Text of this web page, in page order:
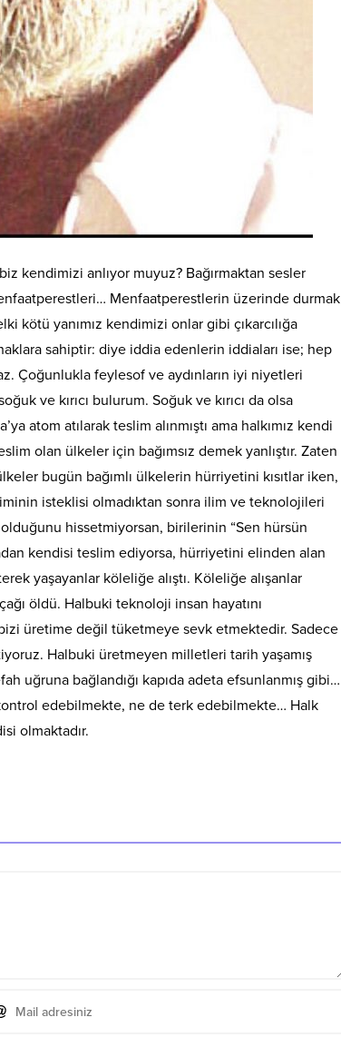
kendimizi anlıyor muyuz? Bağırmaktan sesler
Menfaatperestlerin üzerinde durmak
kötü yanımız kendimizi onlar gibi çıkarcılığa
sahiptir: diye iddia edenlerin iddiaları ise; hep
Çoğunlukla feylesof ve aydınların iyi niyetleri
ve kırıcı bulurum. Soğuk ve kırıcı da olsa
atom atılarak teslim alınmıştı ama halkımız kendi
olan ülkeler için bağımsız demek yanlıştır. Zaten
bugün bağımlı ülkelerin hürriyetini kısıtlar iken,
isteklisi olmadıktan sonra ilim ve teknolojileri
hissetmiyorsan, birilerinin “Sen hürsün
kendisi teslim ediyorsa, hürriyetini elinden alan
yaşayanlar köleliğe alıştı. Köleliğe alışanlar
öldü. Halbuki teknoloji insan hayatını
üretime değil tüketmeye sevk etmektedir. Sadece
Halbuki üretmeyen milletleri tarih yaşamış
uğruna bağlandığı kapıda adeta efsunlanmış gibi…
edebilmekte, ne de terk edebilmekte… Halk
olmaktadır.